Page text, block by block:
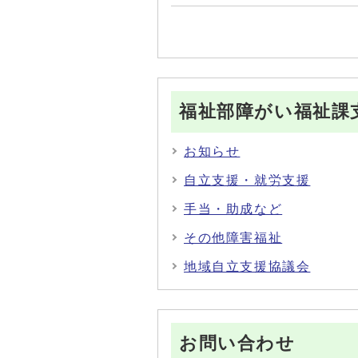
福祉部障がい福祉課
お知らせ
自立支援・就労支援
手当・助成など
その他障害福祉
地域自立支援協議会
お問い合わせ